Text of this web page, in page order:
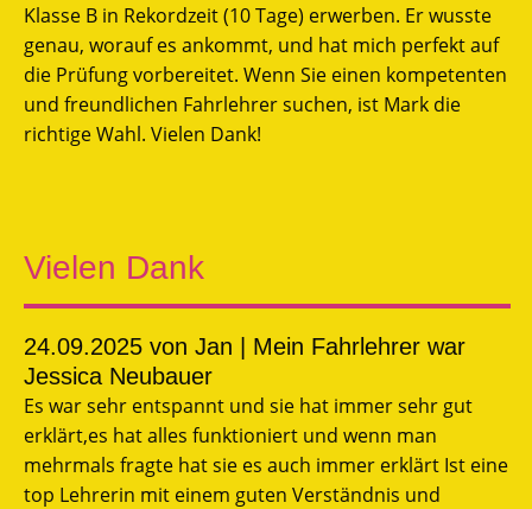
Klasse B in Rekordzeit (10 Tage) erwerben. Er wusste
genau, worauf es ankommt, und hat mich perfekt auf
die Prüfung vorbereitet. Wenn Sie einen kompetenten
und freundlichen Fahrlehrer suchen, ist Mark die
richtige Wahl. Vielen Dank!
Vielen Dank
24.09.2025 von Jan | Mein Fahrlehrer war
Jessica Neubauer
Es war sehr entspannt und sie hat immer sehr gut
erklärt,es hat alles funktioniert und wenn man
mehrmals fragte hat sie es auch immer erklärt Ist eine
top Lehrerin mit einem guten Verständnis und